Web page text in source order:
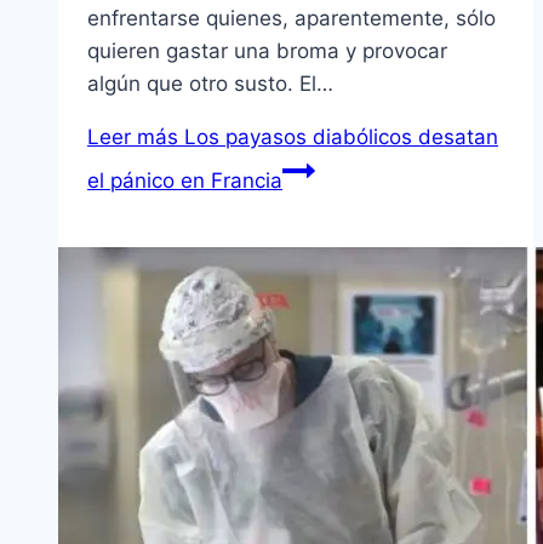
enfrentarse quienes, aparentemente, sólo
quieren gastar una broma y provocar
algún que otro susto. El…
Leer más Los payasos diabólicos desatan
el pánico en Francia